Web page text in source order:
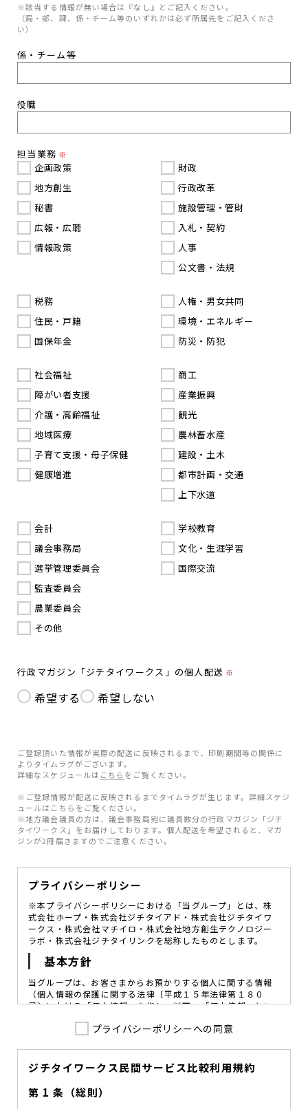
※該当する情報が無い場合は『なし』とご記入ください。
（局・部、課、係・チーム等のいずれかは必ず所属先をご記入くださ
い）
係・チーム等
役職
担当業務 ※
企画政策
地方創生
秘書
広報・広聴
情報政策
財政
行政改革
施設管理・管財
入札・契約
人事
公文書・法規
税務
住民・戸籍
国保年金
人権・男女共同
環境・エネルギー
防災・防犯
社会福祉
障がい者支援
介護・高齢福祉
地域医療
子育て支援・母子保健
健康増進
商工
産業振興
観光
農林畜水産
建設・土木
都市計画・交通
上下水道
会計
議会事務局
選挙管理委員会
監査委員会
農業委員会
その他
学校教育
文化・生涯学習
国際交流
行政マガジン「ジチタイワークス」の個人配送 ※
希望する 希望しない
ご登録頂いた情報が実際の配送に反映されるまで、印刷期間等の関係に
よりタイムラグがございます。
詳細なスケジュールは こちら をご覧ください。
※ご登録情報が配送に反映されるまでタイムラグが生じます。詳細スケジ
ュールはこちらをご覧ください。
※地方議会議員の方は、議会事務局宛に議員数分の行政マガジン「ジチ
タイワークス」をお届けしております。個人配送を希望されると、マガ
ジンが2冊届きますのでご注意ください。
プライバシーポリシー
※本プライバシーポリシーにおける「当グループ」とは、株
式会社ホープ・株式会社ジチタイアド・株式会社ジチタイワ
ークス・株式会社マチイロ・株式会社地方創生テクノロジー
ラボ・株式会社ジチタイリンクを総称したものとします。
基本方針
当グループは、お客さまからお預かりする個人に関する情報
（個人情報の保護に関する法律〔平成１５年法律第１８０
号〕における「個人情報」を指し、以下、「個人情報」とい
図ることが、重要な社会的責務であると考えております。
を定め、役員及び従業員に個人情報保護の重要性の認識と取
組みを徹底させることによって、個人情報の適切な取り扱い
に努めてまいります。
プライバシーポリシーへの同意
ジチタイワークス民間サービス比較利用規約
第 1 条（総則）